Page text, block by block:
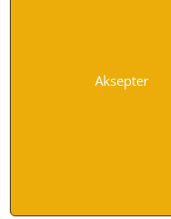
Aksepter
INFORMASJON